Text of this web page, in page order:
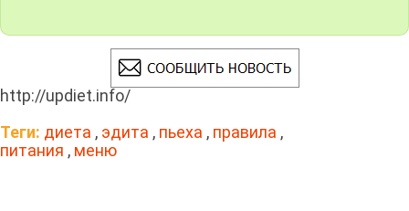
http://updiet.info/
Теги: диета , эдита , пьеха , правила ,
питания , меню